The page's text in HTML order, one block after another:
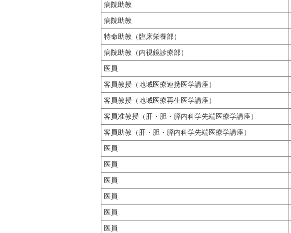
病院助教
病院助教
特命助教（臨床栄養部）
病院助教（内視鏡診療部）
医員
客員教授（地域医療連携医学講座）
客員教授（地域医療再生医学講座）
客員准教授（肝・胆・膵内科学先端医療学講座）
客員助教（肝・胆・膵内科学先端医療学講座）
医員
医員
医員
医員
医員
医員